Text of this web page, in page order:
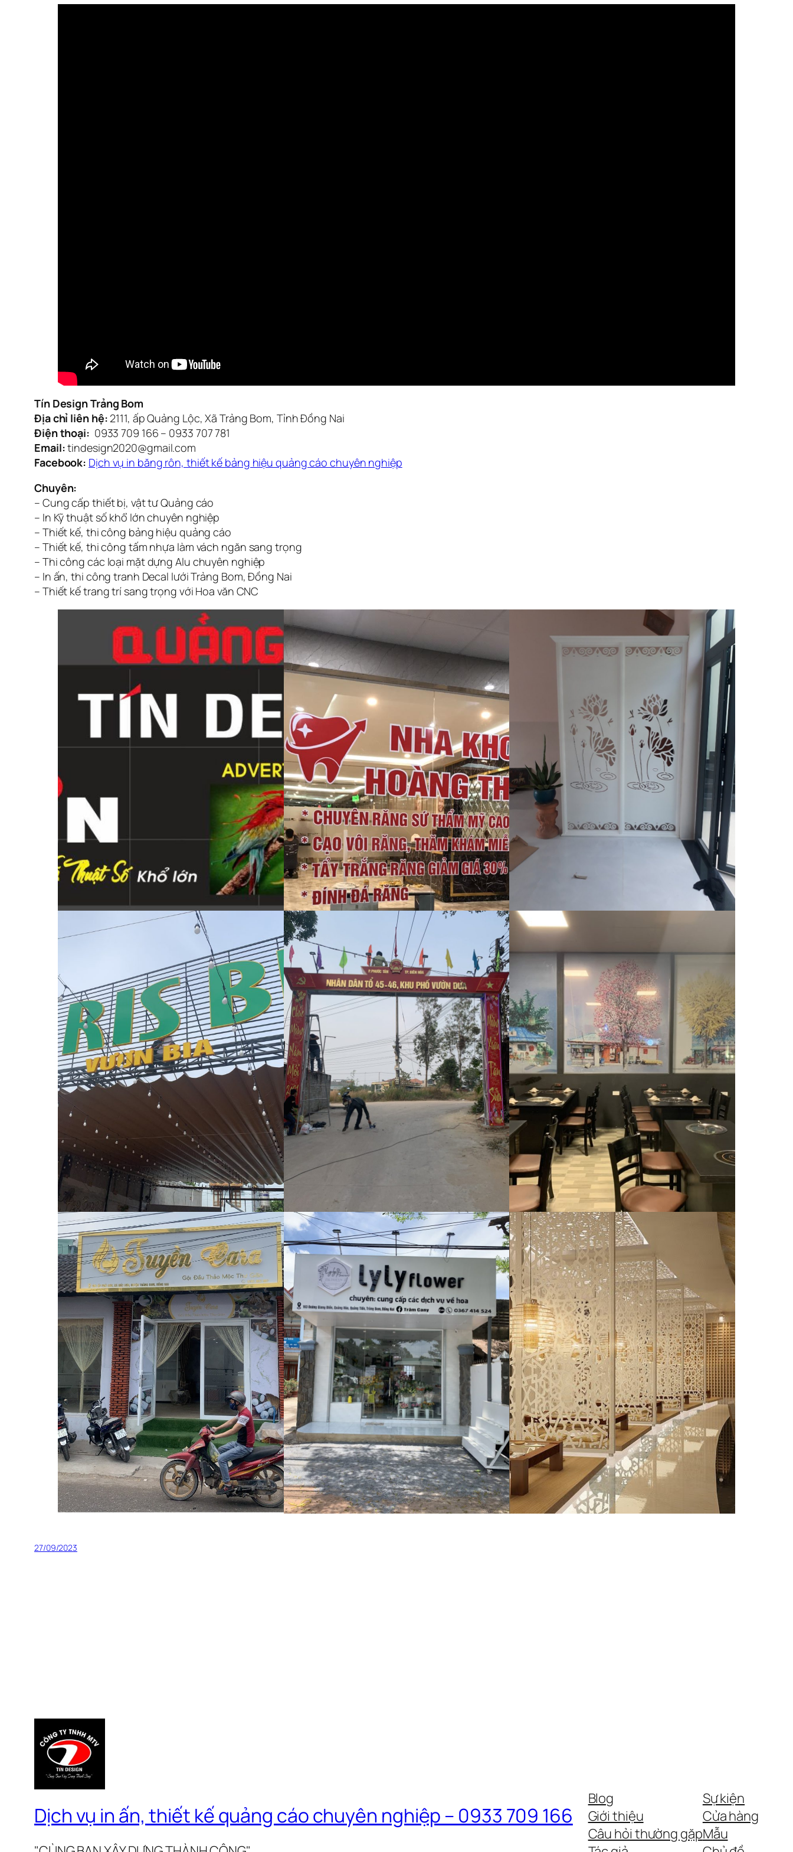
Tín Design Trảng Bom
Địa chỉ liên hệ: 2111, ấp Quảng Lộc, Xã Trảng Bom, Tỉnh Đồng Nai
Điện thoại: 0933 709 166 – 0933 707 781
Email:tindesign2020@gmail.com
Facebook: Dịch vụ in băng rôn, thiết kế bảng hiệu quảng cáo chuyên nghiệp
Chuyên:
– Cung cấp thiết bị, vật tư Quảng cáo
– In Kỹ thuật số khổ lớn chuyên nghiệp
– Thiết kế, thi công bảng hiệu quảng cáo
– Thiết kế, thi công tấm nhựa làm vách ngăn sang trọng
– Thi công các loại mặt dựng Alu chuyên nghiệp
– In ấn, thi công tranh Decal lưới Trảng Bom, Đồng Nai
– Thiết kế trang trí sang trọng với Hoa văn CNC
27/09/2023
Dịch vụ in ấn, thiết kế quảng cáo chuyên nghiệp – 0933 709 166
Blog
Giới thiệu
Câu hỏi thường gặp
Sự kiện
Cửa hàng
Mẫu